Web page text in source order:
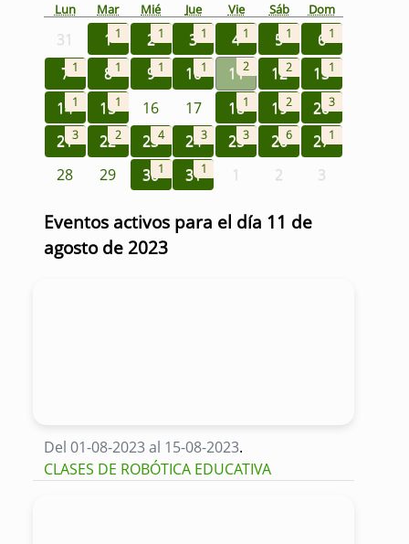
Lun Mar Mié Jue Vie Sáb Dom
31 1 1 2 1 3 1 4 1 5 1 6 1
7 1 8 1 9 1 101 112 122 131
141 151 16 17 181 192 203
213 222 234 243 253 266 271
28 29 301 311 1 2 3
Eventos activos para el día 11 de
agosto de 2023
Del 01-08-2023 al 15-08-2023.
CLASES DE ROBÓTICA EDUCATIVA